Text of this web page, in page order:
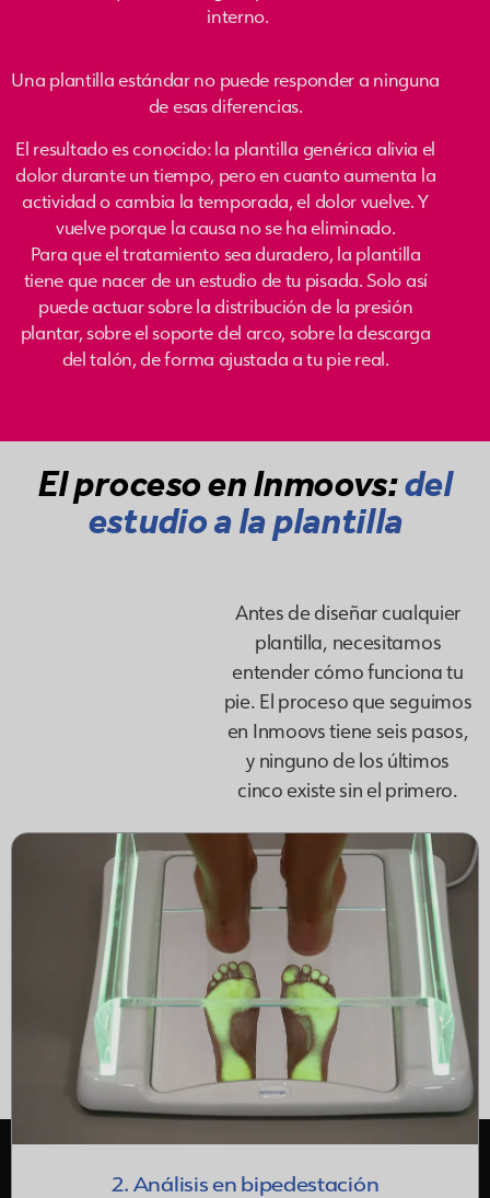
interno.
Una plantilla estándar no puede responder a ninguna
de esas diferencias.
El resultado es conocido: la plantilla genérica alivia el
dolor durante un tiempo, pero en cuanto aumenta la
actividad o cambia la temporada, el dolor vuelve. Y
vuelve porque la causa no se ha eliminado.
Para que el tratamiento sea duradero, la plantilla
tiene que nacer de un estudio de tu pisada. Solo así
puede actuar sobre la distribución de la presión
plantar, sobre el soporte del arco, sobre la descarga
del talón, de forma ajustada a tu pie real.
El proceso en Inmoovs:del
estudio a la plantilla
Antes de diseñar cualquier
plantilla, necesitamos
entender cómo funciona tu
pie. El proceso que seguimos
en Inmoovs tiene seis pasos,
y ninguno de los últimos
cinco existe sin el primero.
2. Análisis en bipedestación